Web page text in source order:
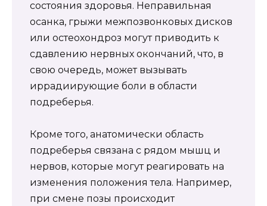
состояния здоровья. Неправильная
осанка, грыжи межпозвонковых дисков
или остеохондроз могут приводить к
сдавлению нервных окончаний, что, в
свою очередь, может вызывать
иррадиирующие боли в области
подреберья.
Кроме того, анатомически область
подреберья связана с рядом мышц и
нервов, которые могут реагировать на
изменения положения тела. Например,
при смене позы происходит